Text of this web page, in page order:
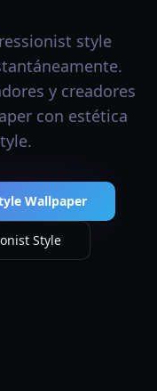
style
y creadores
con estética
Wallpaper
Style